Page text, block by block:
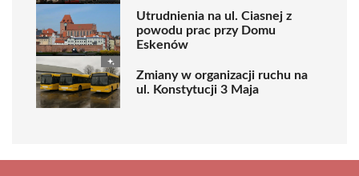
Utrudnienia na ul. Ciasnej z
powodu prac przy Domu
Eskenów
Zmiany w organizacji ruchu na
ul. Konstytucji 3 Maja